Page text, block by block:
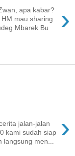
›
apa kabar?
mau sharing
Mbarek Bu
›
jalan-jalan
kami sudah siap
men...